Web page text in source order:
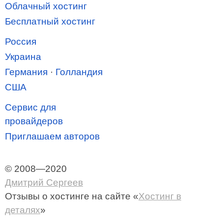
Облачный хостинг
Бесплатный хостинг
Россия
Украина
Германия · Голландия
США
Сервис для
провайдеров
Приглашаем авторов
© 2008—2020
Дмитрий Сергеев
Отзывы о хостинге на сайте «Хостинг в
деталях»